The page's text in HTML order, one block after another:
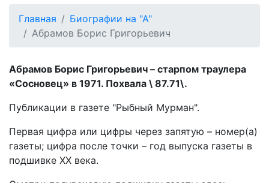
Главная
Биографии на "А"
Абрамов Борис Григорьевич
Абрамов Борис Григорьевич – старпом траулера
«Сосновец» в 1971. Похвала \ 87.71\.
Публикации в газете "Рыбный Мурман".
Первая цифра или цифры через запятую – номер(а)
газеты; цифра после точки – год выпуска газеты в
подшивке ХХ века.